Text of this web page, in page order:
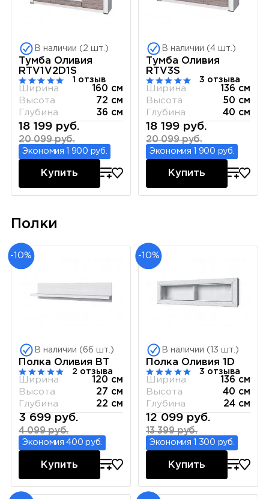
В наличии (2 шт.)
Тумба Оливия
RTV1V2D1S
1 отзыв
Ширина
160 см
Высота
72 см
Глубина
36 см
18 199 руб.
20 099 руб.
Экономия 1 900 руб.
Купить
В наличии (4 шт.)
Тумба Оливия
RTV3S
3 отзыва
Ширина
136 см
Высота
50 см
Глубина
40 см
18 199 руб.
20 099 руб.
Экономия 1 900 руб.
Купить
Полки
-10%
В наличии (66 шт.)
Полка Оливия BT
2 отзыва
Ширина
120 см
Высота
27 см
Глубина
22 см
3 699 руб.
4 099 руб.
Экономия 400 руб.
Купить
-10%
В наличии (13 шт.)
Полка Оливия 1D
3 отзыва
Ширина
136 см
Высота
40 см
Глубина
24 см
12 099 руб.
13 399 руб.
Экономия 1 300 руб.
Купить